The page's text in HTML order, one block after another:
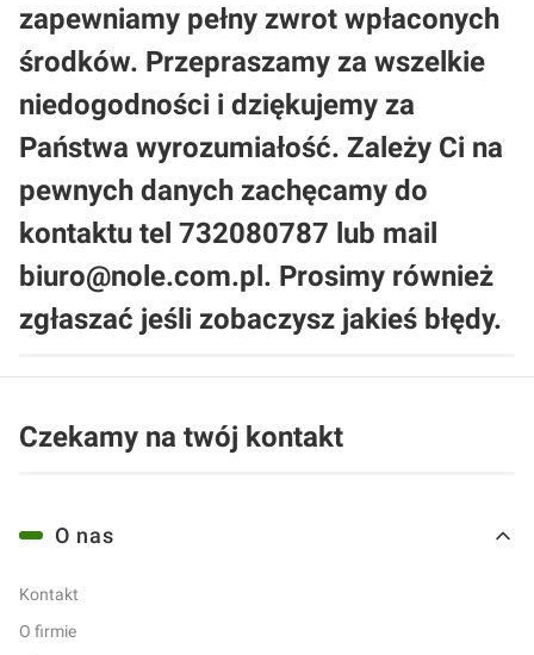
zapewniamy pełny zwrot wpłaconych
środków. Przepraszamy za wszelkie
niedogodności i dziękujemy za
Państwa wyrozumiałość. Zależy Ci na
pewnych danych zachęcamy do
kontaktu tel 732080787 lub mail
biuro@nole.com.pl. Prosimy również
zgłaszać jeśli zobaczysz jakieś błędy.
Czekamy na twój kontakt
Linki w stopce
O nas
Kontakt
O firmie